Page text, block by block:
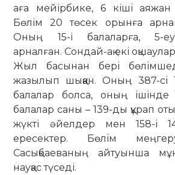
аға мейірбике, 6 кіші аяжан
Бөлім 20 төсек орынға
Оның 15-і балаларға, 5-
арналған. Сондай-ақ екі
Жыл басынан бері
жазылып шыққан. Оның 387-сі
балалар болса, оның ішінде
балалар саны – 139-ды құрап
жүкті әйелдер мен 158-і
ересектер. Бөлім
Сасықбаеваның айтуынша
науқас түседі.